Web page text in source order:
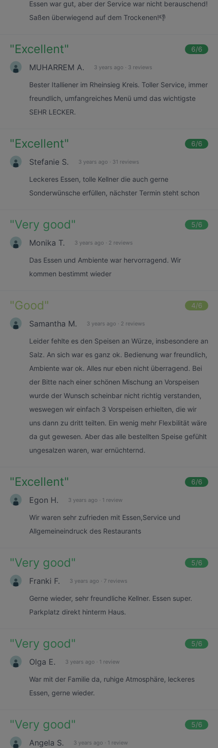
Essen war gut, aber der Service war nicht berauschend!
Saßen überwiegend auf dem Trockenen!👎
"Excellent" 6/6
MUHARREM A. 3 years ago · 3 reviews
Bester Italliener im Rheinsieg Kreis. Toller Service, immer
freundlich, umfangreiches Menü umd das wichtigste
SEHR LECKER.
"Excellent" 6/6
Stefanie S. 3 years ago · 31 reviews
Leckeres Essen, tolle Kellner die auch gerne
Sonderwünsche erfüllen, nächster Termin steht schon
"Very good" 5/6
Monika T. 3 years ago · 2 reviews
Das Essen und Ambiente war hervorragend. Wir
kommen bestimmt wieder
"Good" 4/6
Samantha M. 3 years ago · 2 reviews
Leider fehlte es den Speisen an Würze, insbesondere an
Salz. An sich war es ganz ok. Bedienung war freundlich,
Ambiente war ok. Alles nur eben nicht überragend. Bei
der Bitte nach einer schönen Mischung an Vorspeisen
wurde der Wunsch scheinbar nicht richtig verstanden,
weswegen wir einfach 3 Vorspeisen erhielten, die wir
uns dann zu dritt teilten. Ein wenig mehr Flexbilität wäre
da gut gewesen. Aber das alle bestellten Speise gefühlt
ungesalzen waren, war ernüchternd.
"Excellent" 6/6
Egon H. 3 years ago · 1 review
Wir waren sehr zufrieden mit Essen,Service und
Allgemeineindruck des Restaurants
"Very good" 5/6
Franki F. 3 years ago · 7 reviews
Gerne wieder, sehr freundliche Kellner. Essen super.
Parkplatz direkt hinterm Haus.
"Very good" 5/6
Olga E. 3 years ago · 1 review
War mit der Familie da, ruhige Atmosphäre, leckeres
Essen, gerne wieder.
"Very good" 5/6
Angela S. 3 years ago · 1 review